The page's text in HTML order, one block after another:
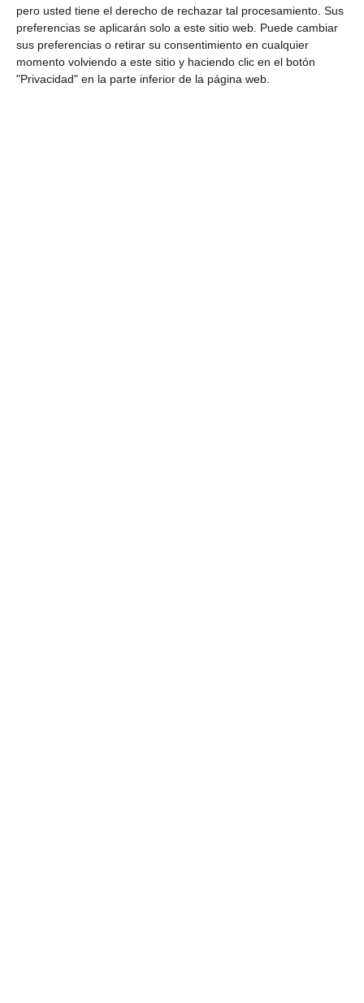
pero usted tiene el derecho de rechazar tal procesamiento. Sus
preferencias se aplicarán solo a este sitio web. Puede cambiar
sus preferencias o retirar su consentimiento en cualquier
momento volviendo a este sitio y haciendo clic en el botón
"Privacidad" en la parte inferior de la página web.
Escribe tu correo electrónico…
Suscribirse
Únete a otros 552 suscriptores